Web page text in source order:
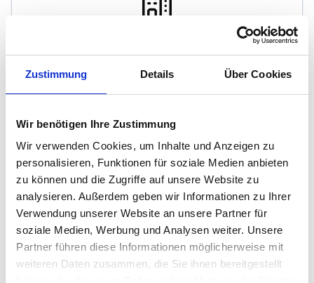
Zustimmung Details Über Cookies
Wir benötigen Ihre Zustimmung
Wir verwenden Cookies, um Inhalte und Anzeigen zu
personalisieren, Funktionen für soziale Medien anbieten
zu können und die Zugriffe auf unsere Website zu
analysieren. Außerdem geben wir Informationen zu Ihrer
Verwendung unserer Website an unsere Partner für
soziale Medien, Werbung und Analysen weiter. Unsere
Partner führen diese Informationen möglicherweise mit
weiteren Daten zusammen, die Sie ihnen bereitgestellt
Vogtner Immobilien & Sachverständigenbüro
Immobilienmakler
85084
Loschka Immobilien